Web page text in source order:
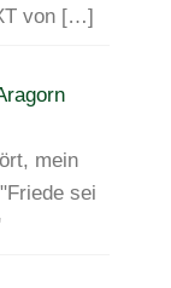
von […]
mein
sei